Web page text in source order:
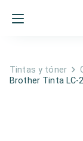
Tintas y tóner
Brother Tinta LC-